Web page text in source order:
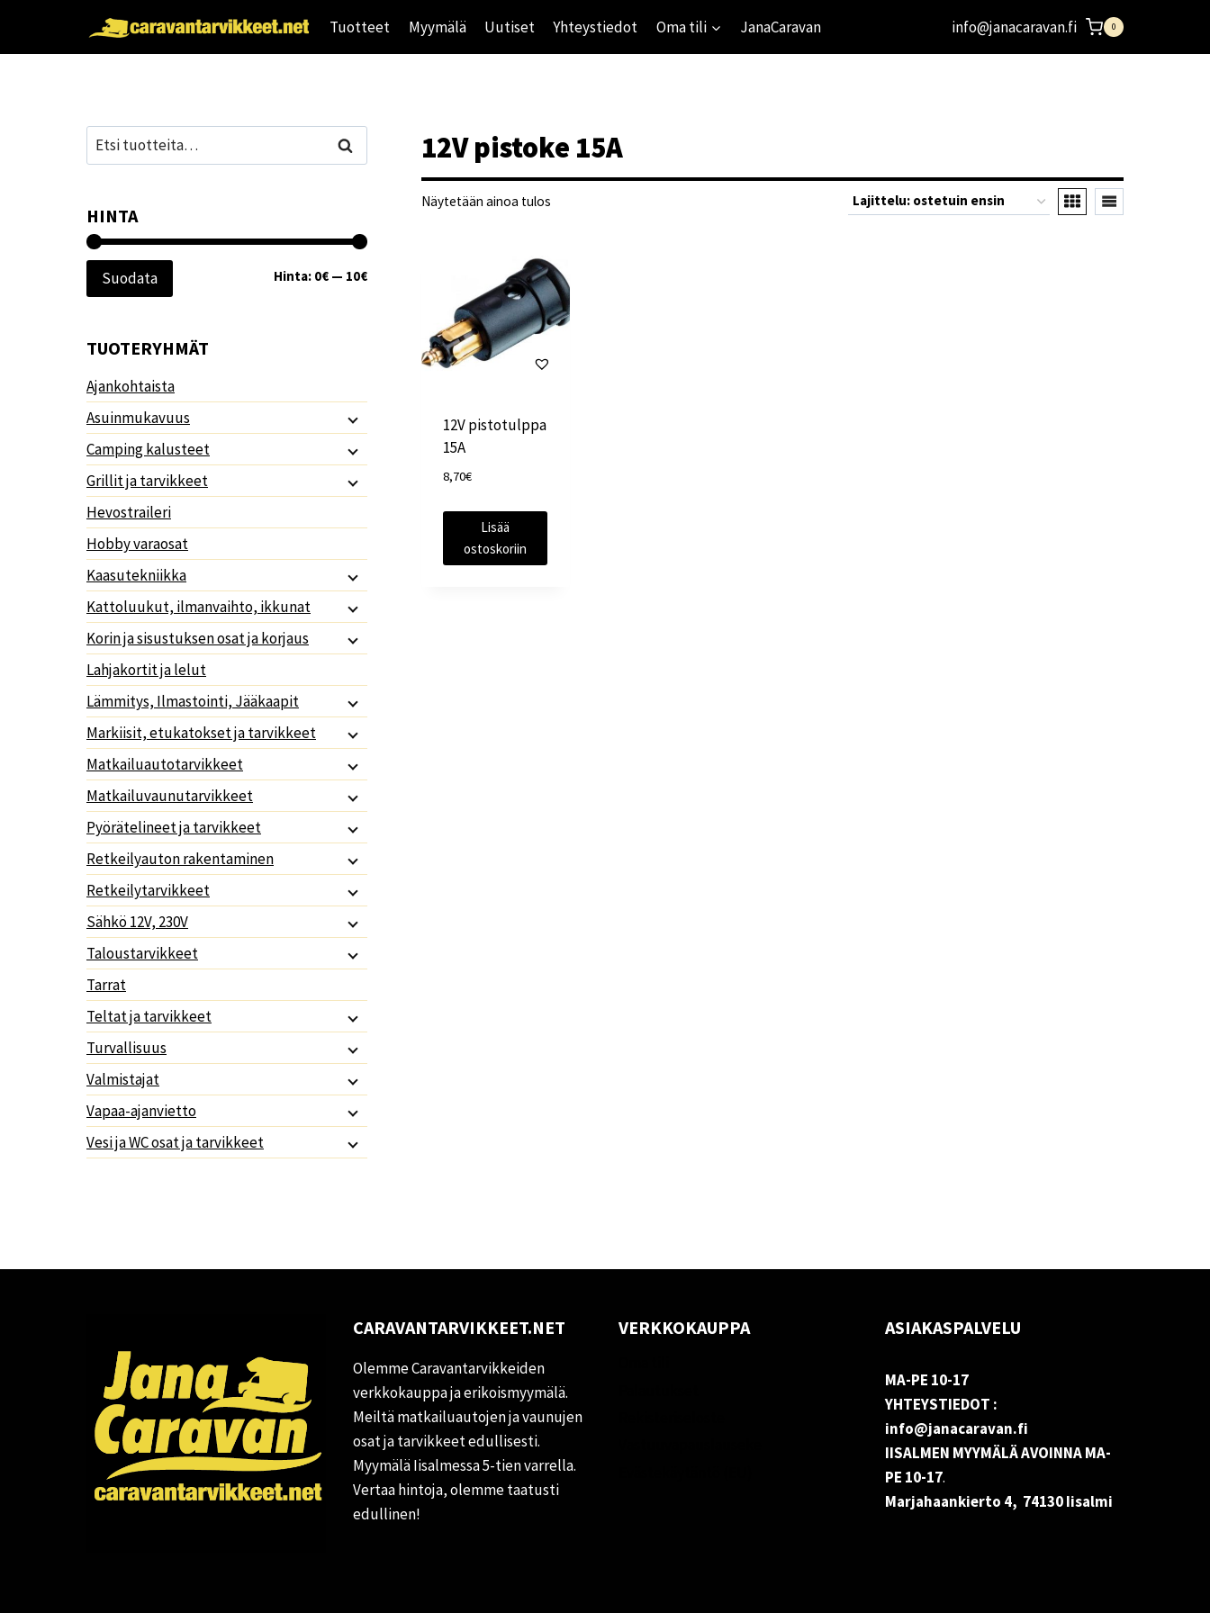
Tuotteet Myymälä Uutiset Yhteystiedot Oma tili JanaCaravan info@janacaravan.fi 0
12V pistoke 15A
Näytetään ainoa tulos
12V pistotulppa
15A
8,70€
Lisää
ostoskoriin
Etsi: Haku
HINTA
Minimihinta
Maksimihinta
Suodata Hinta: 0€ — 10€
TUOTERYHMÄT
Ajankohtaista
Asuinmukavuus
Camping kalusteet
Grillit ja tarvikkeet
Hevostraileri
Hobby varaosat
Kaasutekniikka
Kattoluukut, ilmanvaihto, ikkunat
Korin ja sisustuksen osat ja korjaus
Lahjakortit ja lelut
Lämmitys, Ilmastointi, Jääkaapit
Markiisit, etukatokset ja tarvikkeet
Matkailuautotarvikkeet
Matkailuvaunutarvikkeet
Pyörätelineet ja tarvikkeet
Retkeilyauton rakentaminen
Retkeilytarvikkeet
Sähkö 12V, 230V
Taloustarvikkeet
Tarrat
Teltat ja tarvikkeet
Turvallisuus
Valmistajat
Vapaa-ajanvietto
Vesi ja WC osat ja tarvikkeet
CARAVANTARVIKKEET.NET
Olemme Caravantarvikkeiden
verkkokauppa ja erikoismyymälä.
Meiltä matkailuautojen ja vaunujen
osat ja tarvikkeet edullisesti.
Myymälä Iisalmessa 5-tien varrella.
Vertaa hintoja, olemme taatusti
edullinen!
VERKKOKAUPPA ASIAKASPALVELU
MA-PE 10-17
YHTEYSTIEDOT :
info@janacaravan.fi
IISALMEN MYYMÄLÄ AVOINNA MA-
PE 10-17.
Marjahaankierto 4, 74130 Iisalmi